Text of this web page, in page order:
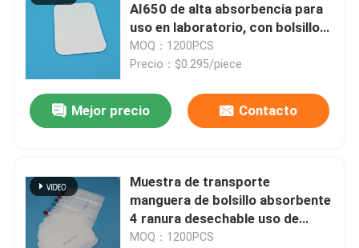
AI650 de alta absorbencia para
uso en laboratorio, con bolsillos
absorbentes para tubos de
muestras médicas desechables
MOQ：1200PCS
Precio：$0.295/piece
Mejor precio Contacto
Muestra de transporte
manguera de bolsillo absorbente
4 ranura desechable uso de
laboratorio médico
MOQ：1200PCS